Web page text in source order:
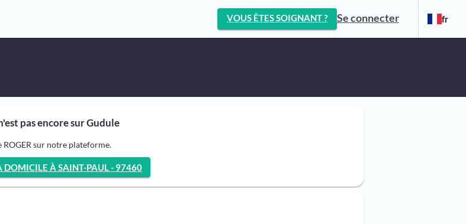
VOUS ÊTES SOIGNANT ? Se connecter fr
pas encore sur Gudule
ROGER sur notre plateforme.
DOMICILE À SAINT-PAUL - 97460